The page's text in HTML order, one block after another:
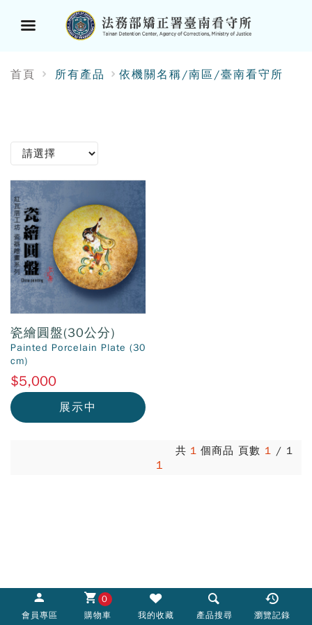
單
鈕
首頁 所有產品 依機關名稱/南區/臺南看守所
瓷繪圓盤(30公分)
Painted Porcelain Plate (30
cm)
$5,000
展示中
1
共 1 個商品 頁數 1 / 1
會員專區
0
購物車 我的收藏 產品搜尋 瀏覽記錄